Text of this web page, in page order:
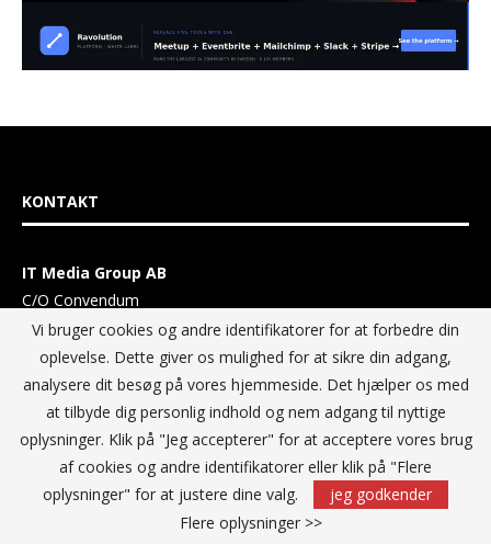
KONTAKT
IT Media Group AB
C/O Convendum
Kungsgatan 9
111 43 Stockholm, Sweden
E-mail:info@itmediagroup.se
TEAM
Ansvarlig udgiver og Direktør:
Vi bruger cookies og andre identifikatorer for at forbedre din
oplevelse. Dette giver os mulighed for at sikre din adgang,
analysere dit besøg på vores hjemmeside. Det hjælper os med
at tilbyde dig personlig indhold og nem adgang til nyttige
oplysninger. Klik på "Jeg accepterer" for at acceptere vores brug
af cookies og andre identifikatorer eller klik på "Flere
oplysninger" for at justere dine valg.
jeg godkender
Flere oplysninger >>